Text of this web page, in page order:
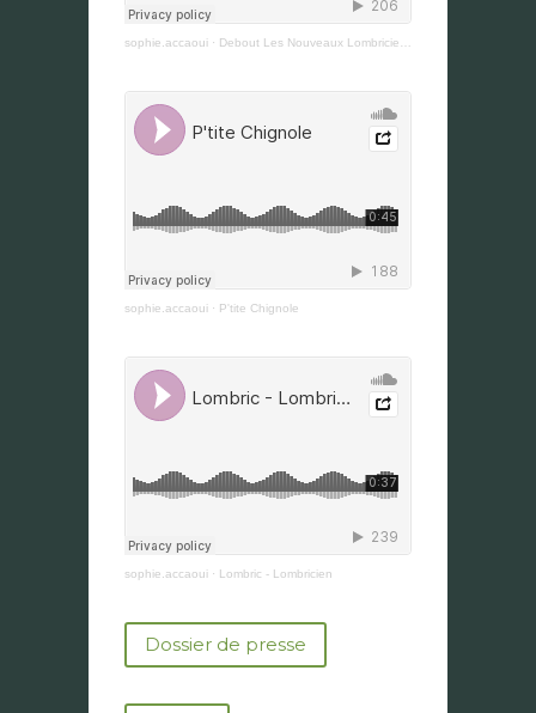
sophie.accaoui · Debout Les Nouveaux Lombriciens
sophie.accaoui · P'tite Chignole
sophie.accaoui · Lombric - Lombricien
Dossier de presse